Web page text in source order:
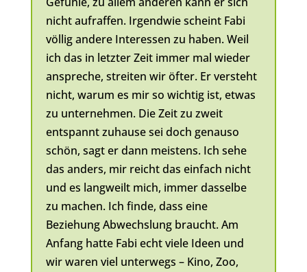
nicht aufraffen. Irgendwie scheint Fabi
völlig andere Interessen zu haben. Weil
ich das in letzter Zeit immer mal wieder
anspreche, streiten wir öfter. Er versteht
nicht, warum es mir so wichtig ist, etwas
zu unternehmen. Die Zeit zu zweit
entspannt zuhause sei doch genauso
schön, sagt er dann meistens. Ich sehe
das anders, mir reicht das einfach nicht
und es langweilt mich, immer dasselbe
zu machen. Ich finde, dass eine
Beziehung Abwechslung braucht. Am
Anfang hatte Fabi echt viele Ideen und
wir waren viel unterwegs – Kino, Zoo,